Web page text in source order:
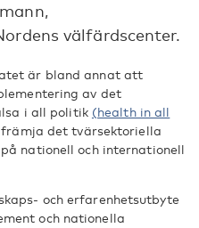
välfärdscenter.
är bland annat att
av det
i all politik (health in all
det tvärsektoriella
nationell och internationell
och erfarenhetsutbyte
och nationella